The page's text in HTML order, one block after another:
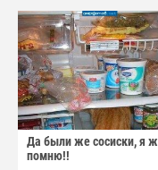
Да были же сосиски, я ж
помню!!